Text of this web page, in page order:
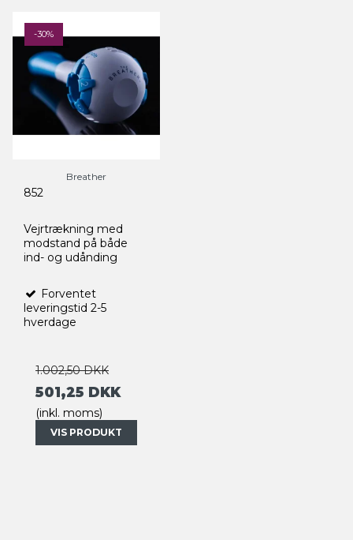
-30%
Breather
852
Vejrtrækning med
modstand på både
ind- og udånding
Forventet
leveringstid 2-5
hverdage
1.002,50 DKK
501,25 DKK
(inkl. moms)
VIS PRODUKT